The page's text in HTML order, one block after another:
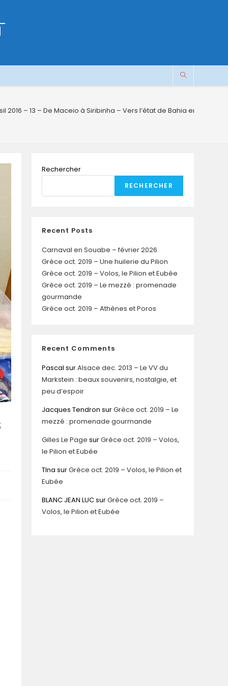
2016 – 13 – De Maceio à Siribinha – Vers l’état de Bahia en
Rechercher
RECHERCHER
Recent Posts
Carnaval en Souabe – février 2026
Grèce oct. 2019 – Une huilerie du Pilion
Grèce oct. 2019 – Volos, le Pilion et Eubée
Grèce oct. 2019 – Le mezzé : promenade
gourmande
Grèce oct. 2019 – Athènes et Poros
Recent Comments
Pascal surAlsace dec. 2013 – Le VV du
Markstein : beaux souvenirs, nostalgie, et
peu d’espoir
Jacques Tendron surGrèce oct. 2019 – Le
mezzé : promenade gourmande
Gilles Le Page surGrèce oct. 2019 – Volos,
le Pilion et Eubée
TIna surGrèce oct. 2019 – Volos, le Pilion et
Eubée
BLANC JEAN LUCsurGrèce oct. 2019 –
Volos, le Pilion et Eubée